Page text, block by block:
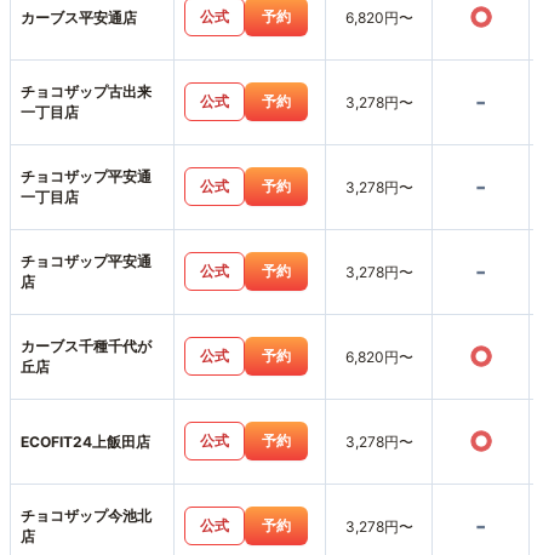
カーブス平安通店 公式 予約 6,820円〜 ○
チョコザップ古出来
一丁目店
公式 予約 3,278円〜 -
チョコザップ平安通
一丁目店
公式 予約 3,278円〜 -
チョコザップ平安通
店
公式 予約 3,278円〜 -
カーブス千種千代が
丘店
公式 予約 6,820円〜 ○
ECOFIT24上飯田店 公式 予約 3,278円〜 ○
チョコザップ今池北
店
公式 予約 3,278円〜 -